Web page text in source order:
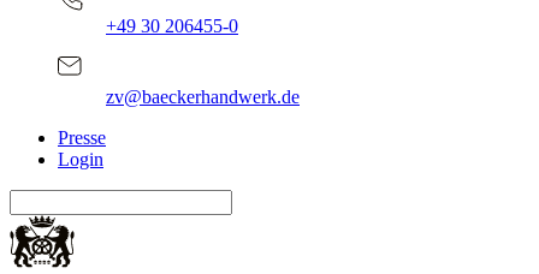
+49 30 206455-0
zv@baeckerhandwerk.de
Presse
Login